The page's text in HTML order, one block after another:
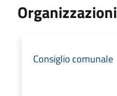
Organizzazioni
Consiglio comunale